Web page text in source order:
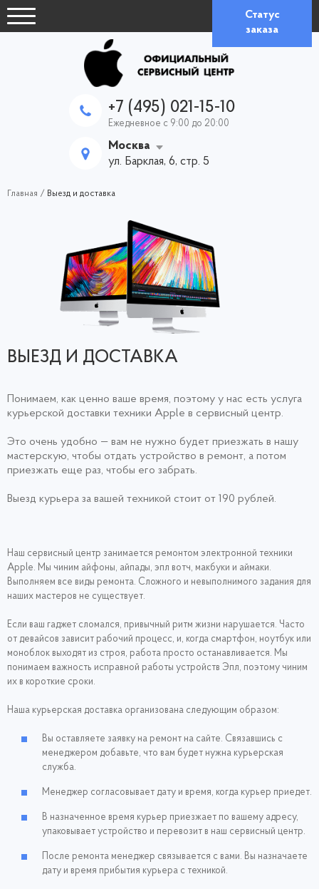
Статус
заказа
+7 (495) 021-15-10
Ежедневное с 9:00 до 20:00
Москва
ул. Барклая, 6, стр. 5
Главная / Выезд и доставка
ВЫЕЗД И ДОСТАВКА
Понимаем, как ценно ваше время, поэтому у нас есть услуга
курьерской доставки техники Apple в сервисный центр.
Это очень удобно — вам не нужно будет приезжать в нашу
мастерскую, чтобы отдать устройство в ремонт, а потом
приезжать еще раз, чтобы его забрать.
Выезд курьера за вашей техникой стоит от 190 рублей.
Наш сервисный центр занимается ремонтом электронной техники
Apple. Мы чиним айфоны, айпады, эпл вотч, макбуки и аймаки.
Выполняем все виды ремонта. Сложного и невыполнимого задания для
наших мастеров не существует.
Если ваш гаджет сломался, привычный ритм жизни нарушается. Часто
от девайсов зависит рабочий процесс, и, когда смартфон, ноутбук или
моноблок выходят из строя, работа просто останавливается. Мы
понимаем важность исправной работы устройств Эпл, поэтому чиним
их в короткие сроки.
Наша курьерская доставка организована следующим образом:
Вы оставляете заявку на ремонт на сайте. Связавшись с
менеджером добавьте, что вам будет нужна курьерская
служба.
Менеджер согласовывает дату и время, когда курьер приедет.
В назначенное время курьер приезжает по вашему адресу,
упаковывает устройство и перевозит в наш сервисный центр.
После ремонта менеджер связывается с вами. Вы назначаете
дату и время прибытия курьера с техникой.